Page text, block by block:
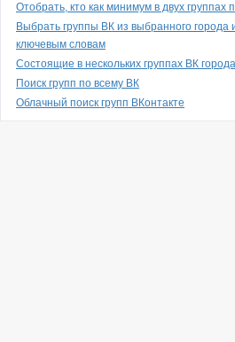
Отобрать, кто как минимум в двух группах
Выбрать группы ВК из выбранного города
ключевым словам
Состоящие в нескольких группах ВК города
Поиск групп по всему ВК
Облачный поиск групп ВКонтакте